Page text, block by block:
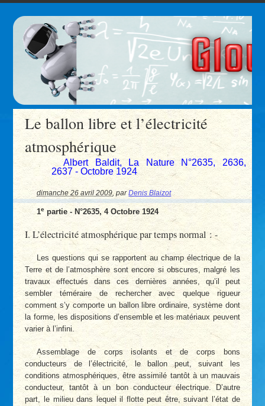
Le ballon libre et l’électricité
atmosphérique
Albert Baldit, La Nature N°2635, 2636,
2637 - Octobre 1924
dimanche 26 avril 2009 ,parDenis Blaizot
1e partie - N°2635, 4 Octobre 1924
I. L’électricité atmosphérique par temps normal : -
Les questions qui se rapportent au champ électrique de la
Terre et de l’atmosphère sont encore si obscures, malgré les
travaux effectués dans ces dernières années, qu’il peut
sembler téméraire de rechercher avec quelque rigueur
comment s’y comporte un ballon libre ordinaire, système dont
la forme, les dispositions d’ensemble et les matériaux peuvent
varier à l’infini.
Assemblage de corps isolants et de corps bons
conducteurs de l’électricité, le ballon peut, suivant les
conditions atmosphériques, être assimilé tantôt à un mauvais
conducteur, tantôt à un bon conducteur électrique. D’autre
part, le milieu dans lequel il flotte peut être, suivant l’état de